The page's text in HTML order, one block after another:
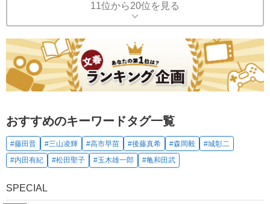
11位から20位を見る
おすすめのキーワードタグ一覧
#藤田晋 #三山凌輝 #高市早苗 #後藤真希 #森岡毅
#城彰二
#内田有紀
#松田聖子 #玉木雄一郎 #亀和田武
SPECIAL